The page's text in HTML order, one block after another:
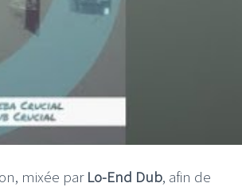
mixée par Lo-End Dub, afin de